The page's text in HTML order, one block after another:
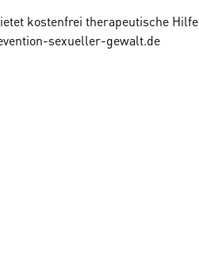
kostenfrei therapeutische Hilfe
sexueller-gewalt.de